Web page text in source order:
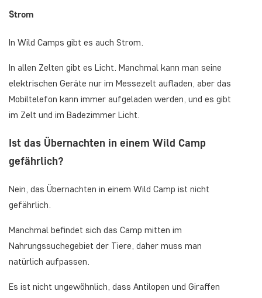
Strom
In Wild Camps gibt es auch Strom.
In allen Zelten gibt es Licht. Manchmal kann man seine
elektrischen Geräte nur im Messezelt aufladen, aber das
Mobiltelefon kann immer aufgeladen werden, und es gibt
im Zelt und im Badezimmer Licht.
Ist das Übernachten in einem Wild Camp
gefährlich?
Nein, das Übernachten in einem Wild Camp ist nicht
gefährlich.
Manchmal befindet sich das Camp mitten im
Nahrungssuchegebiet der Tiere, daher muss man
natürlich aufpassen.
Es ist nicht ungewöhnlich, dass Antilopen und Giraffen